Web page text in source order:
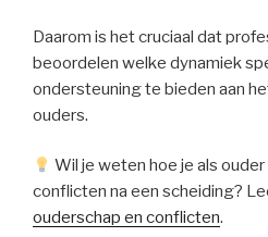
Daarom is het cruciaal dat
beoordelen welke dynamiek
ondersteuning te bieden aan
ouders.
Wil je weten hoe je als
conflicten na een scheiding?
ouderschap en conflicten.